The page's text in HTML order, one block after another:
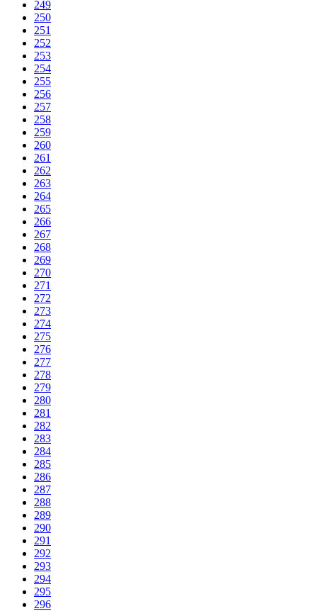
249
250
251
252
253
254
255
256
257
258
259
260
261
262
263
264
265
266
267
268
269
270
271
272
273
274
275
276
277
278
279
280
281
282
283
284
285
286
287
288
289
290
291
292
293
294
295
296